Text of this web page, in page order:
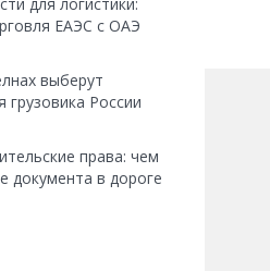
ЕАЭС с ОАЭ
выберут
грузовика России
права: чем
документа в дороге